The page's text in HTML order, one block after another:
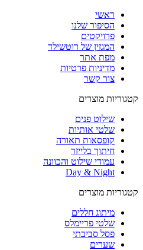
ראשי
הסיפור שלנו
פרויקטים
המגזין של רוטשילד
מפת אתר
מדיניות פרטיות
צור קשר
קטגוריות מוצרים
שילוט פנים
שלטי אותיות
קופסאות תאורה
חיתוך בלייזר
עמודי שילוט והכוונה
Day & Night
קטגוריות מוצרים
מיתוג חללים
שלטי פריימלס
פסל סביבתי
שערים